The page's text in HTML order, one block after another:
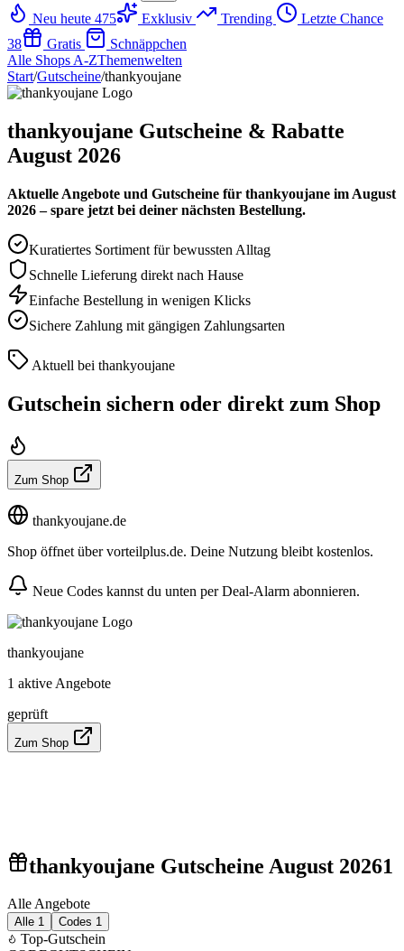
Neu heute 475 Exklusiv Trending
Letzte Chance
38
Gratis
Schnäppchen
Alle Shops A-ZThemenwelten
Start/Gutscheine/thankyoujane
thankyoujane Gutscheine & Rabatte
August 2026
Aktuelle Angebote und Gutscheine für thankyoujane im August
2026 – spare jetzt bei deiner nächsten Bestellung.
Kuratiertes Sortiment für bewussten Alltag
Schnelle Lieferung direkt nach Hause
Einfache Bestellung in wenigen Klicks
Sichere Zahlung mit gängigen Zahlungsarten
Aktuell bei thankyoujane
Gutschein sichern oder direkt zum Shop
Zum Shop
thankyoujane.de
Shop öffnet über vorteilplus.de. Deine Nutzung bleibt kostenlos.
Neue Codes kannst du unten per Deal-Alarm abonnieren.
thankyoujane
1 aktive Angebote
geprüft
Zum Shop
thankyoujane Gutscheine August 20261
Alle Angebote
Alle 1 Codes 1
Top-Gutschein